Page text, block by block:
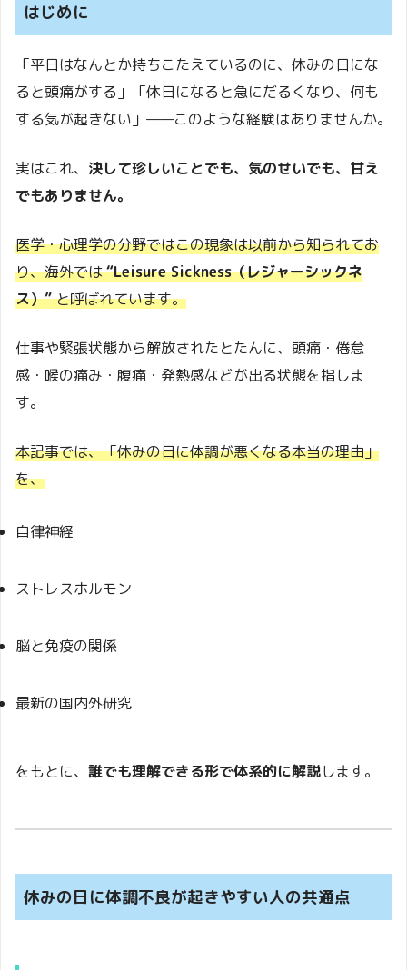
はじめに
「平日はなんとか持ちこたえているのに、休みの日にな
ると頭痛がする」「休日になると急にだるくなり、何も
する気が起きない」——このような経験はありませんか。
実はこれ、 決して珍しいことでも、気のせいでも、甘え
でもありません。
医学・心理学の分野ではこの現象は以前から知られてお
り、海外では“Leisure Sickness（レジャーシックネ
ス）”と呼ばれています。
仕事や緊張状態から解放されたとたんに、頭痛・倦怠
感・喉の痛み・腹痛・発熱感などが出る状態を指しま
す。
本記事では、「休みの日に体調が悪くなる本当の理由」
を、
自律神経
ストレスホルモン
脳と免疫の関係
最新の国内外研究
をもとに、 誰でも理解できる形で体系的に解説します。
休みの日に体調不良が起きやすい人の共通点